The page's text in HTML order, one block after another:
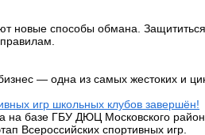
новые способы обмана.
— одна из самых жестоких и
игр школьных клубов завершён!
на базе ГБУ ДЮЦ Московского
Всероссийских спортивных игр.